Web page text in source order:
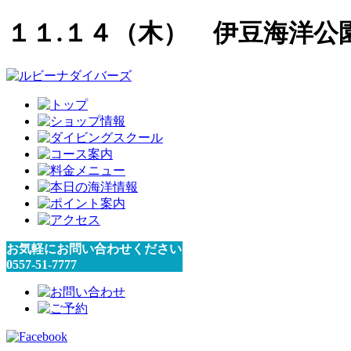
１１.１４（木） 伊豆海洋公
お気軽にお問い合わせください
0557-51-7777